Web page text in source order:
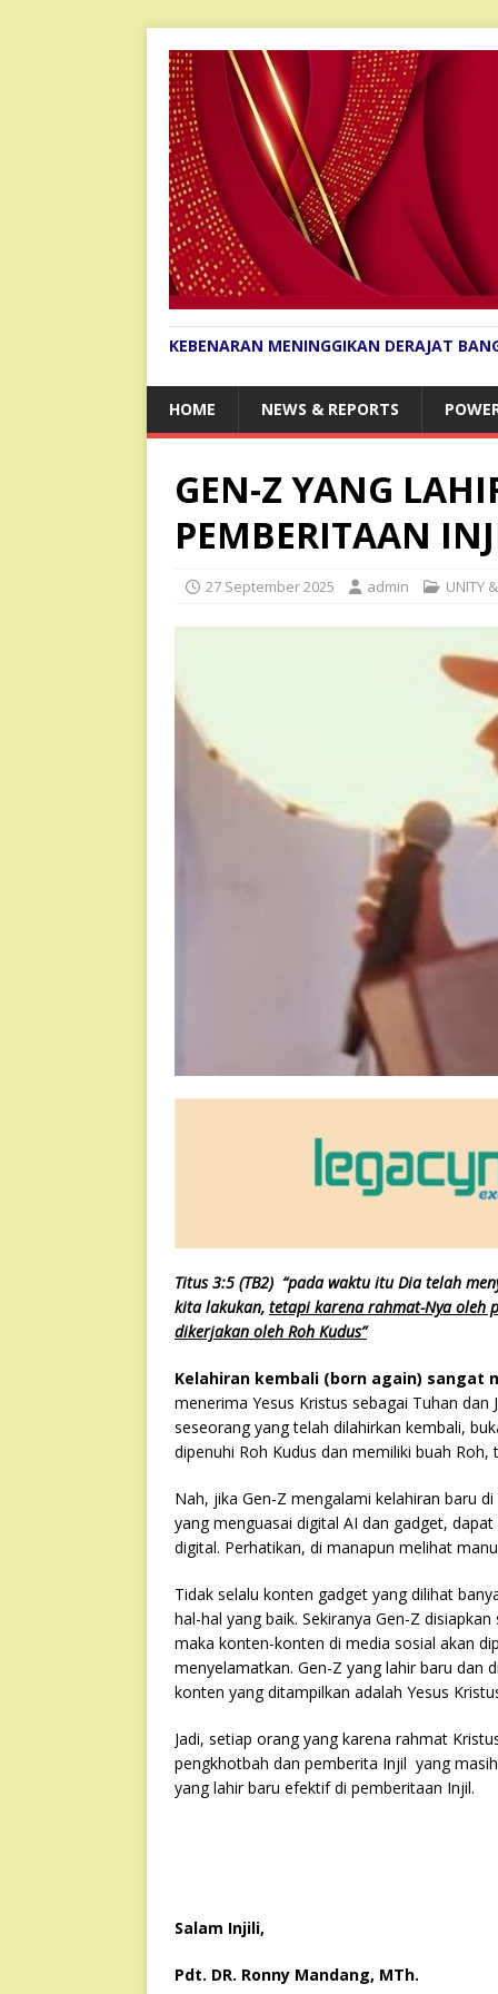
KEBENARAN MENINGGIKAN DERAJAT
HOME NEWS & REPORTS
GEN-Z YANG
PEMBERITAAN
27 September 2025 admin UNITY
Titus 3:5 (TB2) “pada waktu itu Dia telah
kita lakukan, tetapi karena rahmat-Nya oleh
dikerjakan oleh Roh Kudus”
Kelahiran kembali (born again) sangat
menerima Yesus Kristus sebagai Tuhan
seseorang yang telah dilahirkan kembali,
dipenuhi Roh Kudus dan memiliki buah
Nah, jika Gen-Z mengalami kelahiran baru
yang menguasai digital AI dan gadget,
digital. Perhatikan, di manapun melihat
Tidak selalu konten gadget yang dilihat
hal-hal yang baik. Sekiranya Gen-Z
maka konten-konten di media sosial akan
menyelamatkan. Gen-Z yang lahir baru dan
konten yang ditampilkan adalah Yesus
Jadi, setiap orang yang karena rahmat
pengkhotbah dan pemberita Injil yang
yang lahir baru efektif di pemberitaan Injil.
Salam Injili,
Pdt. DR. Ronny Mandang, MTh.